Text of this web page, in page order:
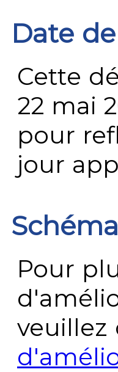
Date
Cette
22 mai
pour
jour
Pour
veuillez